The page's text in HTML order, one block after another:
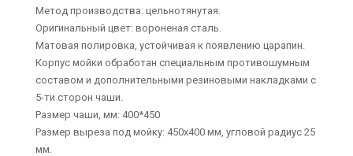
Метод производства: цельнотянутая.
Оригинальный цвет: вороненая сталь.
Матовая полировка, устойчивая к появлению царапин.
Корпус мойки обработан специальным противошумным
составом и дополнительными резиновыми накладками с
5-ти сторон чаши.
Размер чаши, мм: 400*450
Размер выреза под мойку: 450х400 мм, угловой радиус 25
мм.